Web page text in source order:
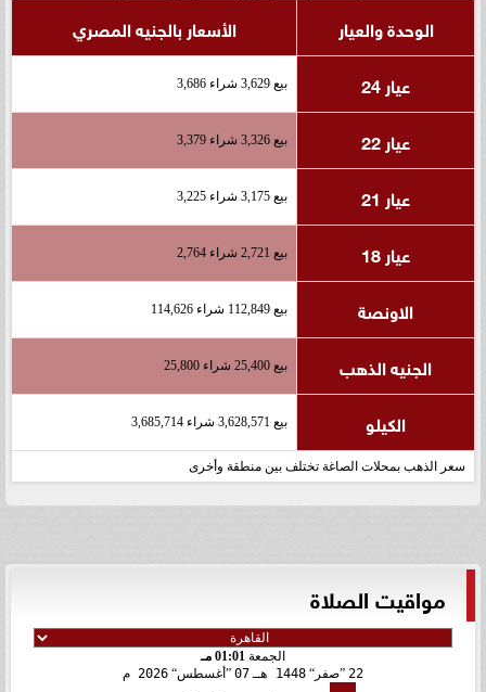
الوحدة والعيار
الأسعار بالجنيه المصري
عيار 24
بيع 3,629 شراء 3,686
عيار 22 بيع 3,326 شراء 3,379
عيار 21 بيع 3,175 شراء 3,225
عيار 18 بيع 2,721 شراء 2,764
الاونصة بيع 112,849 شراء 114,626
الجنيه الذهب بيع 25,400 شراء 25,800
الكيلو بيع 3,628,571 شراء 3,685,714
سعر الذهب بمحلات الصاغة تختلف بين منطقة وأخرى
مواقيت الصلاة
الجمعة 01:01 مـ
22 صفر 1448 هـ 07 أغسطس 2026 م